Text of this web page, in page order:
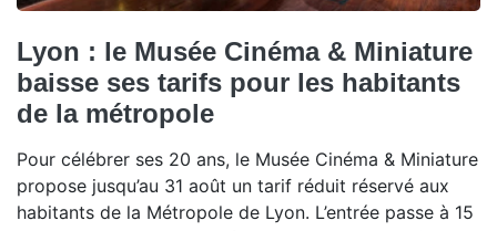
Lyon : le Musée Cinéma & Miniature
baisse ses tarifs pour les habitants
de la métropole
Pour célébrer ses 20 ans, le Musée Cinéma & Miniature
propose jusqu’au 31 août un tarif réduit réservé aux
habitants de la Métropole de Lyon. L’entrée passe à 15